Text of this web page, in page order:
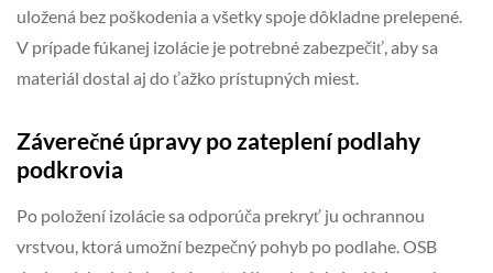
uložená bez poškodenia a všetky spoje dôkladne prelepené.
V prípade fúkanej izolácie je potrebné zabezpečiť, aby sa
materiál dostal aj do ťažko prístupných miest.
Záverečné úpravy po zateplení podlahy
podkrovia
Po položení izolácie sa odporúča prekryť ju ochrannou
vrstvou, ktorá umožní bezpečný pohyb po podlahe. OSB